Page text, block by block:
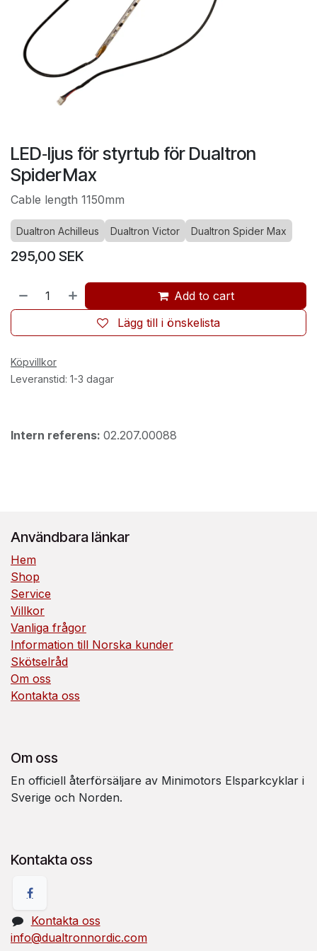
LED‑ljus för styrtub för Dualtron
Spider Max
Cable length 1150mm
Dualtron Achilleus Dualtron Victor Dualtron Spider Max
295,00 SEK
Add to cart
Lägg till i önskelista
Köpvillkor
Leveranstid: 1-3 dagar
Intern referens: 02.207.00088
Användbara länkar
Hem
Shop
Service
Villkor
Vanliga frågor
Information till Norska kunder
Skötselråd
Om oss
Kontakta oss
Om oss
En officiell återförsäljare av Minimotors Elsparkcyklar i
Sverige och Norden.
Kontakta oss
Kontakta oss
info@dualtronnordic.com